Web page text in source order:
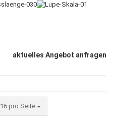
aktuelles Angebot anfragen
16 pro Seite